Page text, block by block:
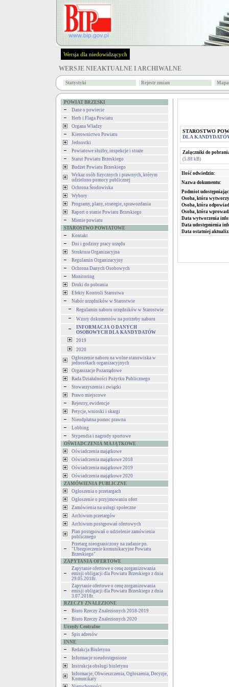
Wersja dla niedowidzących
WERSJE NIEAKTUALNE I ARCHIWALNE
Statystyki Rejestr zmian
POWIAT BRZESKI
Dane o powiecie
Herb i Flaga Powiatu
Organa Władzy
Kierownictwo Powiatu
Jednostki
Powiatowe służby, inspekcje i straże
Statut Powiatu Brzeskiego
Budżet Powiatu Brzeskiego
Wykaz osób fizycznych i prawnych, którym
udzielono pomocy publicznej
Ochrona Środowiska
Wybory
Programy, plany, strategie, sprawozdania
Raport o stanie Powiatu Brzeskiego
Mienie powiatu
STAROSTWO POWIATOWE
Kontakt
Dni i godziny pracy urzędu
Struktura Organizacyjna
Regulamin Organizacyjny
Ochrona Danych Osobowych
Monitoring
Druki do pobrania
Efekty Kontroli Starostwa
Nabór urzędników w Starostwie
Regulamin naboru urzędników w Starostwie
Wzory dokumentów na potrzeby naboru
INFORMACJA O DANYCH
OSOBOWYCH DLA KANDYDATÓW
2019
2020
Ogłoszenie naboru na wolne stanowiska w
jednostkach organizacyjnych
Organizacje Pozarządowe
Rada Działalności Pożytku Publicznego
Stowarzyszenia i związki
Prawo miejscowe
Rejestry, ewidencje
Petycje, wnioski i skargi
Nieodpłatna pomoc prawna
Lobbing
Stypendia i nagrody sportowe
OŚWIADCZENIA MAJĄTKOWE
Oświadczenia majątkowe
Oświadczenia majątkowe 2018
Oświadczenia majątkowe 2019
Oświadczenia majątkowe 2020
ZAMÓWIENIA PUBLICZNE
Ogłoszenia o przetargach
Ogłoszenie o przyjmowaniu ofert
Zamówienia na usługi społeczne
Archiwum przetargów
Archiwum postępowań ofertowych
Plan postępowań o udzielenie zamówienia
publicznego
Przetarg nieograniczony na zadanie pn.
"Ubezpieczenie komunikacyjne Powiatu
Brzeskiego"
ZAPYTANIA OFERTOWE
Zapytanie ofertowe o cenę zorganizowania
emisji obligacji dla Powiatu Brzeskiego z dnia
29.05.2018r.
Zapytanie ofertowe o cenę zorganizowania
emisji obligacji dla Powiatu Brzeskiego z dnia
3.07.2018r.
RZECZY ZNALEZIONE
Biuro Rzeczy Znalezionych 2018-2019
Biuro Rzeczy Znalezionych 2020
Urzędy Centralne
Spis adresów
INNE
Redakcja Biuletynu
Informacje nieudostępnione
Instrukcja obsługi biuletynu
Informacje, Obwieszczenia, Ogłoszenia, Decyzje,
Komunikaty
STAROSTWO
DLA
Załączniki do
(5.88 kB)
Ilość odwiedzin:
Nazwa dokumentu:
Podmiot
Osoba, która
Osoba, która
Osoba, która
Data wytworzenia
Data udostępnienia
Data ostatniej